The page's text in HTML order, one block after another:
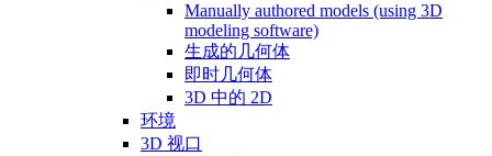
Manually authored models (using 3D
modeling software)
生成的几何体
即时几何体
3D 中的 2D
环境
3D 视口